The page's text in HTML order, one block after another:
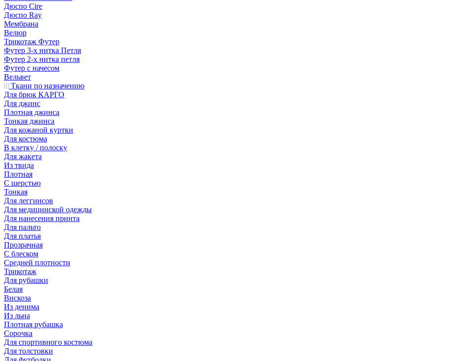
Дюспо Cire
Дюспо Ray
Мембрана
Велюр
Трикотаж Футер
Футер 3-х нитка Петля
Футер 2-х нитка петля
Футер с начесом
Вельвет
Ткани по назначению
Для брюк КАРГО
Для джинс
Плотная джинса
Тонкая джинса
Для кожаной куртки
Для костюма
В клетку / полоску
Для жакета
Из твида
Плотная
С шерстью
Тонкая
Для леггинсов
Для медицинской одежды
Для нанесения принта
Для пальто
Для платья
Прозрачная
С блеском
Средней плотности
Трикотаж
Для рубашки
Белая
Вискоза
Из денима
Из льна
Плотная рубашка
Сорочка
Для спортивного костюма
Для толстовки